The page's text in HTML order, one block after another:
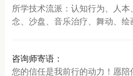
所学技术流派：认知行为、人
念、沙盘、音乐治疗、舞动、
咨询师寄语：
您的信任是我前行的动力！愿